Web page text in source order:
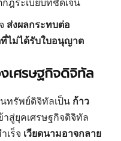
ส่งผลกระทบต่อ
ไม่ได้รับใบอนุญาต
เศรษฐกิจดิจิทัล
ทรัพย์ดิจิทัลเป็น ก้าว
าสู่ยุคเศรษฐกิจดิจิทัล
เร็จ เวียดนามอาจกลาย